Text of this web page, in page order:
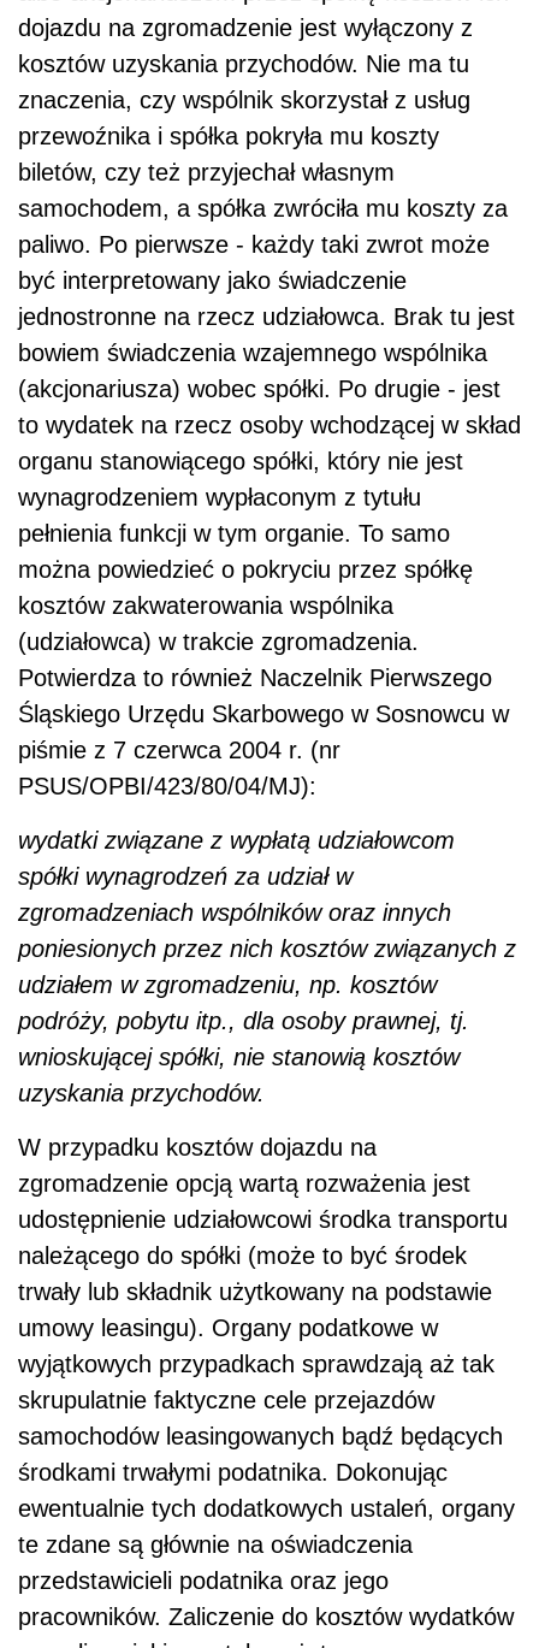
dojazdu na zgromadzenie jest wyłączony z
kosztów uzyskania przychodów. Nie ma tu
znaczenia, czy wspólnik skorzystał z usług
przewoźnika i spółka pokryła mu koszty
biletów, czy też przyjechał własnym
samochodem, a spółka zwróciła mu koszty za
paliwo. Po pierwsze - każdy taki zwrot może
być interpretowany jako świadczenie
jednostronne na rzecz udziałowca. Brak tu jest
bowiem świadczenia wzajemnego wspólnika
(akcjonariusza) wobec spółki. Po drugie - jest
to wydatek na rzecz osoby wchodzącej w skład
organu stanowiącego spółki, który nie jest
wynagrodzeniem wypłaconym z tytułu
pełnienia funkcji w tym organie. To samo
można powiedzieć o pokryciu przez spółkę
kosztów zakwaterowania wspólnika
(udziałowca) w trakcie zgromadzenia.
Potwierdza to również Naczelnik Pierwszego
Śląskiego Urzędu Skarbowego w Sosnowcu w
piśmie z 7 czerwca 2004 r. (nr
PSUS/OPBI/423/80/04/MJ):
wydatki związane z wypłatą udziałowcom
spółki wynagrodzeń za udział w
zgromadzeniach wspólników oraz innych
poniesionych przez nich kosztów związanych z
udziałem w zgromadzeniu, np. kosztów
podróży, pobytu itp., dla osoby prawnej, tj.
wnioskującej spółki, nie stanowią kosztów
uzyskania przychodów.
W przypadku kosztów dojazdu na
zgromadzenie opcją wartą rozważenia jest
udostępnienie udziałowcowi środka transportu
należącego do spółki (może to być środek
trwały lub składnik użytkowany na podstawie
umowy leasingu). Organy podatkowe w
wyjątkowych przypadkach sprawdzają aż tak
skrupulatnie faktyczne cele przejazdów
samochodów leasingowanych bądź będących
środkami trwałymi podatnika. Dokonując
ewentualnie tych dodatkowych ustaleń, organy
te zdane są głównie na oświadczenia
przedstawicieli podatnika oraz jego
pracowników. Zaliczenie do kosztów wydatków